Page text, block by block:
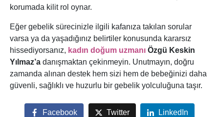
korumada kilit rol oynar.
Eğer gebelik sürecinizle ilgili kafanıza takılan sorular
varsa ya da yaşadığınız belirtiler konusunda kararsız
hissediyorsanız, kadın doğum uzmanı Özgü Keskin
Yılmaz’a danışmaktan çekinmeyin. Unutmayın, doğru
zamanda alınan destek hem sizi hem de bebeğinizi daha
güvenli, sağlıklı ve huzurlu bir gebelik yolculuğuna taşır.
Facebook Twitter LinkedIn